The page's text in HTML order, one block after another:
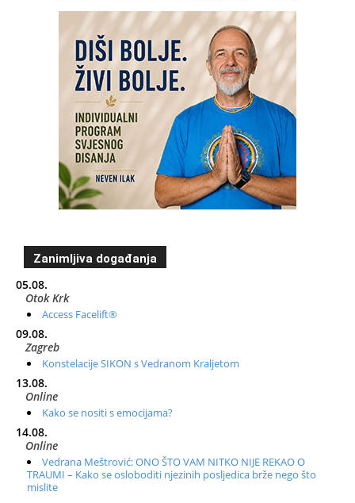
Zanimljiva događanja
05.08.
Otok Krk
Access Facelift®
09.08.
Zagreb
Konstelacije SIKON s Vedranom Kraljetom
13.08.
Online
Kako se nositi s emocijama?
14.08.
Online
Vedrana Meštrović: ONO ŠTO VAM NITKO NIJE REKAO O
TRAUMI – Kako se osloboditi njezinih posljedica brže nego što
mislite